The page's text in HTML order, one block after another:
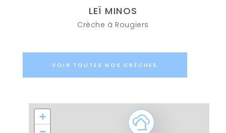
LEÏ MINOS
Crèche à Rougiers
VOIR TOUTES NOS CRÈCHES
+